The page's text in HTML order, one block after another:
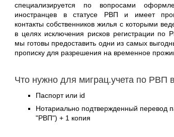
специализируется по вопросами
иностранцев в статусе РВП и имеет
контакты собственников жилья с которыми
в целях исключения рисков регистрации по
мы готовы предоставить одни из самых
прописку для разрешения на временное
Что нужно для миграц.учета по РВП
Паспорт или id
Нотариально подтвержденный перевод
"РВП") + 1 копия